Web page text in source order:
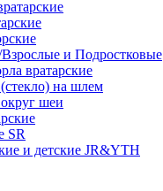
и Подростковые
вратарские
на шлем
шеи
SR
и детские JR&YTH